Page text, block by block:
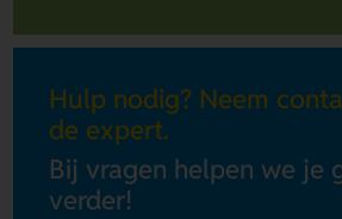
Hulp nodig? Neem
de expert.
Bij vragen helpen we je
verder!